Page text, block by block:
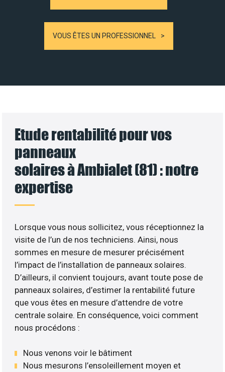
VOUS ÊTES UN PROFESSIONNEL
Etude rentabilité pour vos
panneaux
solaires à Ambialet (81) : notre
expertise
Lorsque vous nous sollicitez, vous réceptionnez la
visite de l’un de nos techniciens. Ainsi, nous
sommes en mesure de mesurer précisément
l’impact de l’installation de panneaux solaires.
D’ailleurs, il convient toujours, avant toute pose de
panneaux solaires, d’estimer la rentabilité future
que vous êtes en mesure d’attendre de votre
centrale solaire. En conséquence, voici comment
nous procédons :
Nous venons voir le bâtiment
Nous mesurons l’ensoleillement moyen et